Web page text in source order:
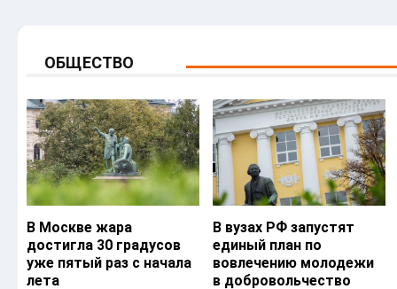
ОБЩЕСТВО
В Москве жара
достигла 30 градусов
уже пятый раз с начала
лета
В вузах РФ запустят
единый план по
вовлечению молодежи
в добровольчество